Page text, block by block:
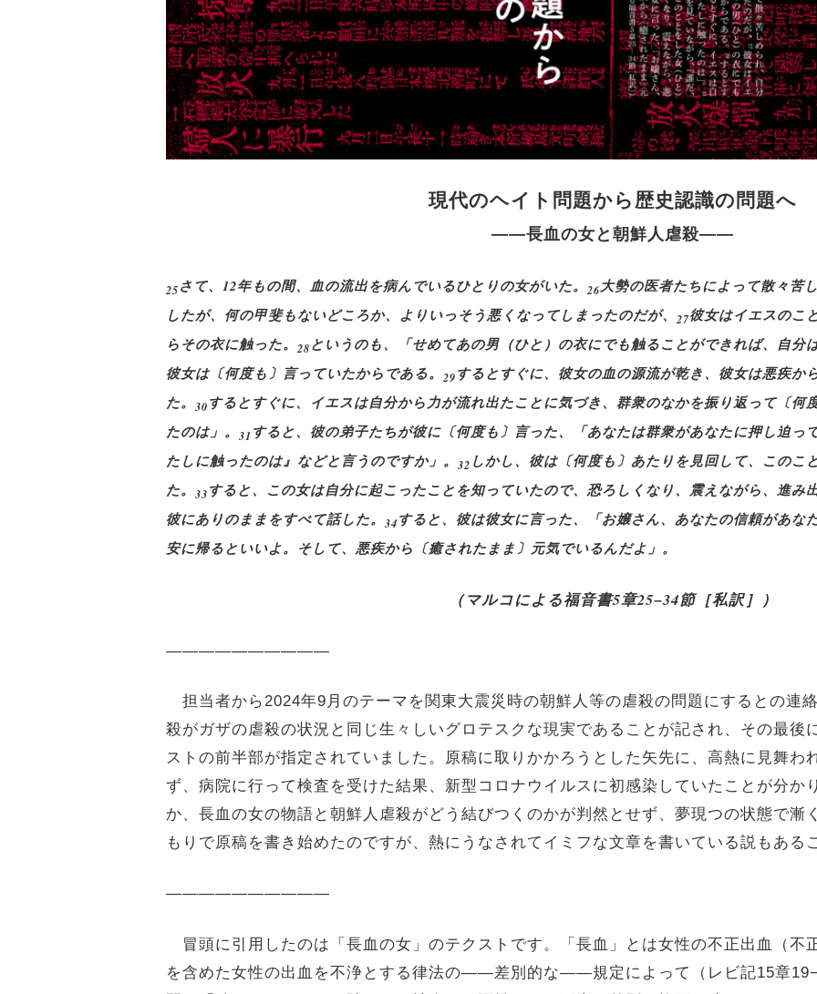
現代のヘイト問題から歴史認識の問題へ
――長血の女と朝鮮人虐殺――
25さて、12年もの間、血の流出を病んでいるひとりの女がいた。 26大勢の医者たちによって散々苦
したが、何の甲斐もないどころか、よりいっそう悪くなってしまったのだが、
27彼女はイエスのこ
らその衣に触った。 28というのも、「せめてあの男（ひと）の衣にでも触ることができれば、自分
彼女は〔何度も〕言っていたからである。 29するとすぐに、彼女の血の源流が乾き、彼女は悪疾か
た。 30するとすぐに、イエスは自分から力が流れ出たことに気づき、群衆のなかを振り返って〔何
たのは」。 31 すると、彼の弟子たちが彼に〔何度も〕言った、「あなたは群衆があなたに押し迫っ
たしに触ったのは』などと言うのですか」。 32 しかし、彼は〔何度も〕あたりを見回して、このこ
た。 33すると、この女は自分に起こったことを知っていたので、恐ろしくなり、震えながら、進み
彼にありのままをすべて話した。 34すると、彼は彼女に言った、「お嬢さん、あなたの信頼があな
安に帰るといいよ。そして、悪疾から〔癒されたまま〕元気でいるんだよ」。
（マルコによる福音書5章25−34節［私訳］）
――――――――――
担当者から2024年9月のテーマを関東大震災時の朝鮮人等の虐殺の問題にするとの連
殺がガザの虐殺の状況と同じ生々しいグロテスクな現実であることが記され、その最後
ストの前半部が指定されていました。原稿に取りかかろうとした矢先に、高熱に見舞わ
ず、病院に行って検査を受けた結果、新型コロナウイルスに初感染していたことが分か
か、長血の女の物語と朝鮮人虐殺がどう結びつくのかが判然とせず、夢現つの状態で漸
もりで原稿を書き始めたのですが、熱にうなされてイミフな文章を書いている説もある
――――――――――
冒頭に引用したのは「長血の女」のテクストです。「長血」とは女性の不正出血（不
を含めた女性の出血を不浄とする律法の――差別的な――規定によって（レビ記15章